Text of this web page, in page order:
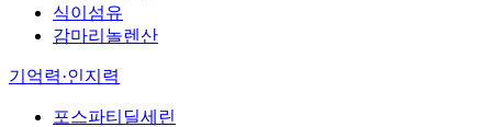
식이섬유
감마리놀렌산
기억력·인지력
포스파티딜세린